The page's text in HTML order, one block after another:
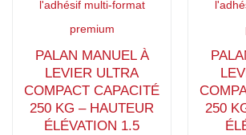
PALAN MANUEL À
LEVIER ULTRA
COMPACT CAPACITÉ
250 KG – HAUTEUR
ÉLÉVATION 1.5
250